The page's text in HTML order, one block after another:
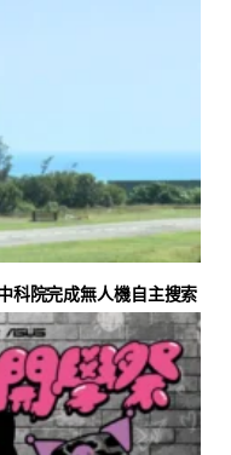
科院完成無人機自主搜索